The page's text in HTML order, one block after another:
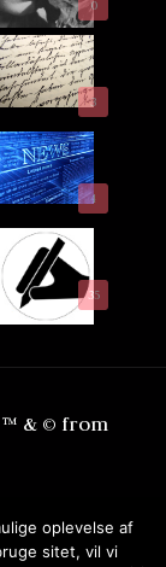
0
3
4
35
& © from
oplevelse af
sitet, vil vi